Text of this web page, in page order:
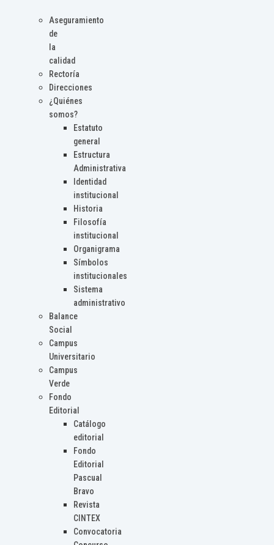
Aseguramiento
de
la
calidad
Rectoría
Direcciones
¿Quiénes
somos?
Estatuto
general
Estructura
Administrativa
Identidad
institucional
Historia
Filosofía
institucional
Organigrama
Símbolos
institucionales
Sistema
administrativo
Balance
Social
Campus
Universitario
Campus
Verde
Fondo
Editorial
Catálogo
editorial
Fondo
Editorial
Pascual
Bravo
Revista
CINTEX
Convocatoria